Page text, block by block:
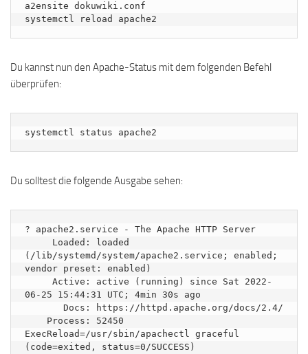
a2ensite dokuwiki.conf
systemctl reload apache2
Du kannst nun den Apache-Status mit dem folgenden Befehl
überprüfen:
systemctl status apache2
Du solltest die folgende Ausgabe sehen:
? apache2.service - The Apache HTTP Server
(/lib/systemd/system/apache2.service; enabled;
vendor preset: enabled)
06-25 15:44:31 UTC; 4min 30s ago
ExecReload=/usr/sbin/apachectl graceful
(code=exited, status=0/SUCCESS)